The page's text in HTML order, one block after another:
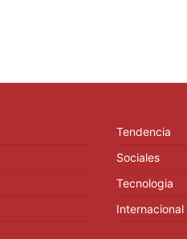
Tendencia
Sociales
Tecnologia
Internacional